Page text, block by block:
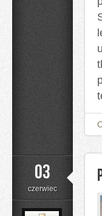
03
czerwiec